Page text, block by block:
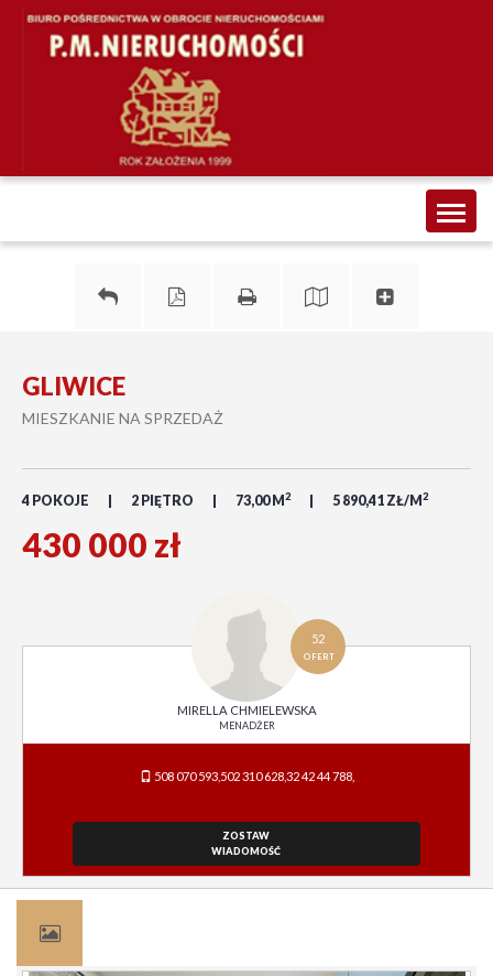
GLIWICE
MIESZKANIE NA SPRZEDAŻ
4 POKOJE 2 PIĘTRO 73,00 M 2 5 890,41 ZŁ/M 2
430 000 zł
52
OFERT
MIRELLA CHMIELEWSKA
MENADŻER
508 070 593,502 310 628,32 42 44 788,
ZOSTAW
WIADOMOŚĆ